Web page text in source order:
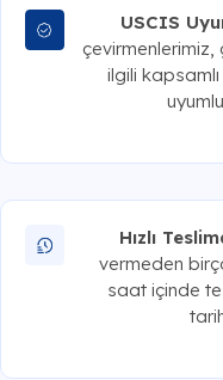
USCIS
çevirmenlerimiz,
ilgili
Hızlı
vermeden
saat içinde